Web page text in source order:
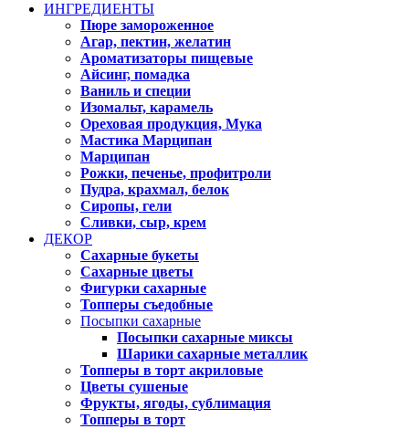
ИНГРЕДИЕНТЫ
Пюре замороженное
Агар, пектин, желатин
Ароматизаторы пищевые
Айсинг, помадка
Ваниль и специи
Изомальт, карамель
Ореховая продукция, Мука
Мастика Марципан
Марципан
Рожки, печенье, профитроли
Пудра, крахмал, белок
Сиропы, гели
Сливки, сыр, крем
ДЕКОР
Сахарные букеты
Сахарные цветы
Фигурки сахарные
Топперы съедобные
Посыпки сахарные
Посыпки сахарные миксы
Шарики сахарные металлик
Топперы в торт акриловые
Цветы сушеные
Фрукты, ягоды, сублимация
Топперы в торт